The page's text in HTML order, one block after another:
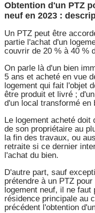
Obtention d'un PTZ
neuf en 2023 :
Un PTZ peut être
partie l'achat d'un
couvrir de 20 % à 40 %
On parle là d'un bien
5 ans et acheté en vue
logement qui fait l'objet
être produit et livré ;
d'un local transformé en
Le logement acheté
de son propriétaire au
la fin des travaux, ou
retraite si ce dernier
l'achat du bien.
D'autre part, sauf
prétendre à un PTZ
logement neuf, il ne
résidence principale au
précédent l'obtention